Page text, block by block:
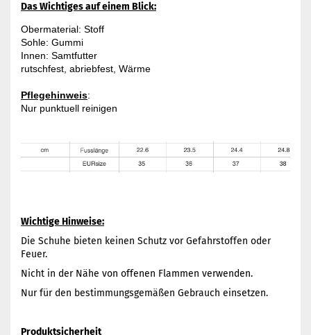
Das Wichtiges auf einem Blick:
Obermaterial: Stoff
Sohle: Gummi
Innen: Samtfutter
rutschfest, abriebfest, Wärme
Pflegehinweis:
Nur punktuell reinigen
Wichtige Hinweise:
Die Schuhe bieten keinen Schutz vor Gefahrstoffen oder
Feuer.
Nicht in der Nähe von offenen Flammen verwenden.
Nur für den bestimmungsgemäßen Gebrauch einsetzen.
Produktsicherheit